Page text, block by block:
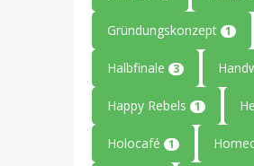
Gründungskonzept 1
Halbfinale 3
Happy Rebels 1
Holocafé 1